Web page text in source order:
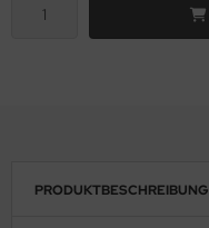
PRODUKTBESCHREIBUNG